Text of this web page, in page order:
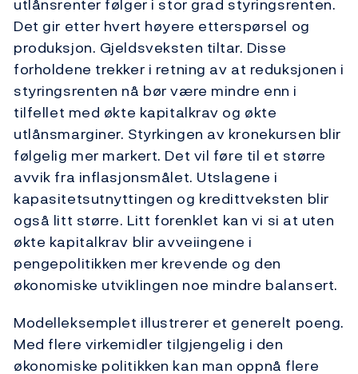
utlånsrenter følger i stor grad styringsrenten.
Det gir etter hvert høyere etterspørsel og
produksjon. Gjeldsveksten tiltar. Disse
forholdene trekker i retning av at reduksjonen i
styringsrenten nå bør være mindre enn i
tilfellet med økte kapitalkrav og økte
utlånsmarginer. Styrkingen av kronekursen blir
følgelig mer markert. Det vil føre til et større
avvik fra inflasjonsmålet. Utslagene i
kapasitetsutnyttingen og kredittveksten blir
også litt større. Litt forenklet kan vi si at uten
økte kapitalkrav blir avveiingene i
pengepolitikken mer krevende og den
økonomiske utviklingen noe mindre balansert.
Modelleksemplet illustrerer et generelt poeng.
Med flere virkemidler tilgjengelig i den
økonomiske politikken kan man oppnå flere